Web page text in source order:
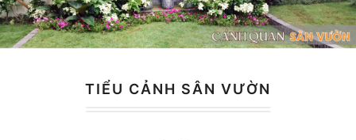
TIỂU CẢNH SÂN VƯỜN